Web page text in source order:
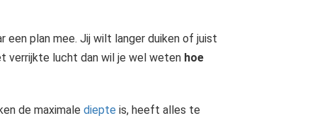
een plan mee. Jij wilt langer duiken of juist
verrijkte lucht dan wil je wel weten hoe
de maximale diepte is, heeft alles te